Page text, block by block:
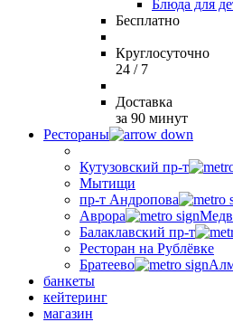
Блюда для
Бесплатно
Круглосуточно
24 / 7
Доставка
за 90 минут
Рестораны
Кутузовский пр-т
Мытищи
пр-т Андропова
Аврора
Балаклавский пр-т
Ресторан на Рублёвке
Братеево
банкеты
кейтеринг
магазин